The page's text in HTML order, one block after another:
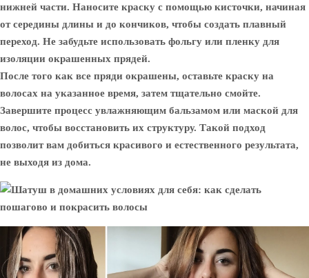
нижней части. Наносите краску с помощью кисточки, начиная
от середины длины и до кончиков, чтобы создать плавный
переход. Не забудьте использовать фольгу или пленку для
изоляции окрашенных прядей.
После того как все пряди окрашены, оставьте краску на
волосах на указанное время, затем тщательно смойте.
Завершите процесс увлажняющим бальзамом или маской для
волос, чтобы восстановить их структуру. Такой подход
позволит вам добиться красивого и естественного результата,
не выходя из дома.